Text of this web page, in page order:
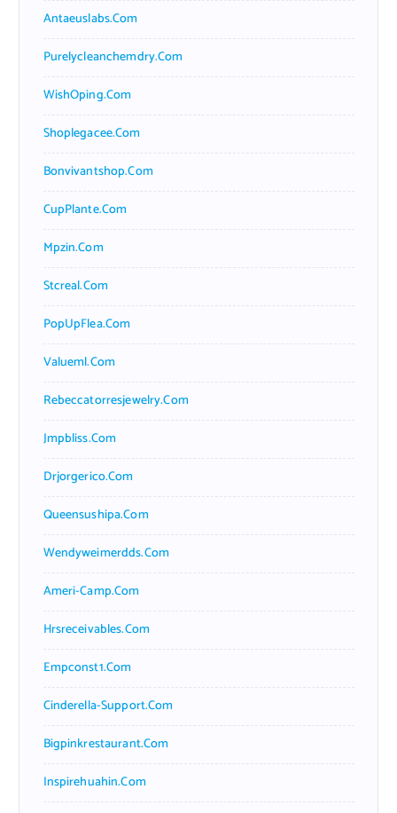
Antaeuslabs.com
Purelycleanchemdry.com
WishOping.com
Shoplegacee.com
Bonvivantshop.com
CupPlante.com
Mpzin.com
Stcreal.com
PopUpFlea.com
Valueml.com
Rebeccatorresjewelry.com
Jmpbliss.com
Drjorgerico.com
Queensushipa.com
Wendyweimerdds.com
Ameri-Camp.com
Hrsreceivables.com
Empconst1.com
Cinderella-Support.com
Bigpinkrestaurant.com
Inspirehuahin.com